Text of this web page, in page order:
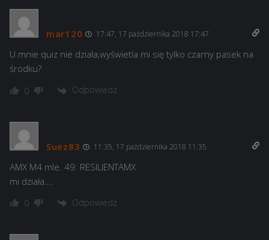
mar120 17:47, 17 października 2018 17:47
U mnie quiz nie działa,wyświetla mi się tylko czarny pasek na
środku?
0 Odpowiedz
Suez83 11:35, 17 października 2018 11:35
AMX M4 mle. 49: RESILIENTAMX
mi działa….
0 Odpowiedz